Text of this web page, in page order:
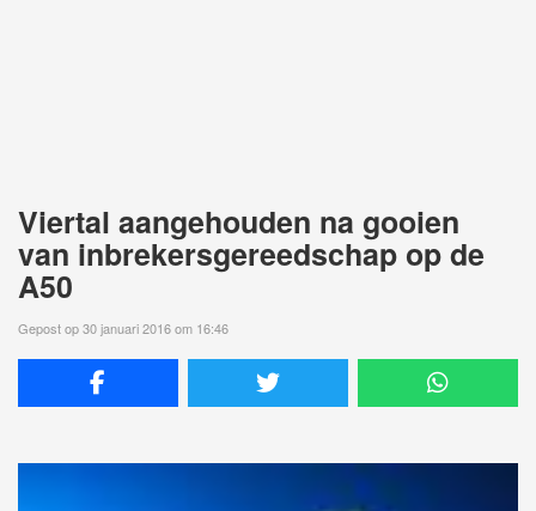
Viertal aangehouden na gooien
van inbrekersgereedschap op de
A50
Gepost op 30 januari 2016 om 16:46